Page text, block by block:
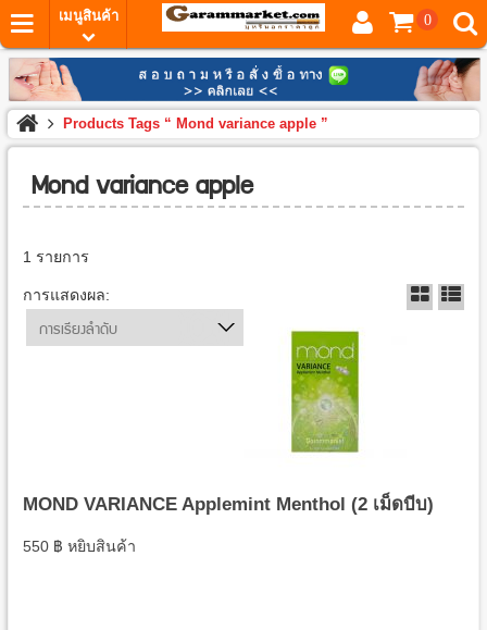
เมนูสินค้า 0
Products Tags “ Mond variance apple ”
Mond variance apple
1 รายการ
การแสดงผล:
การเรียงลำดับ
MOND VARIANCE Applemint Menthol (2 เม็ดบีบ)
550 ฿ หยิบสินค้า